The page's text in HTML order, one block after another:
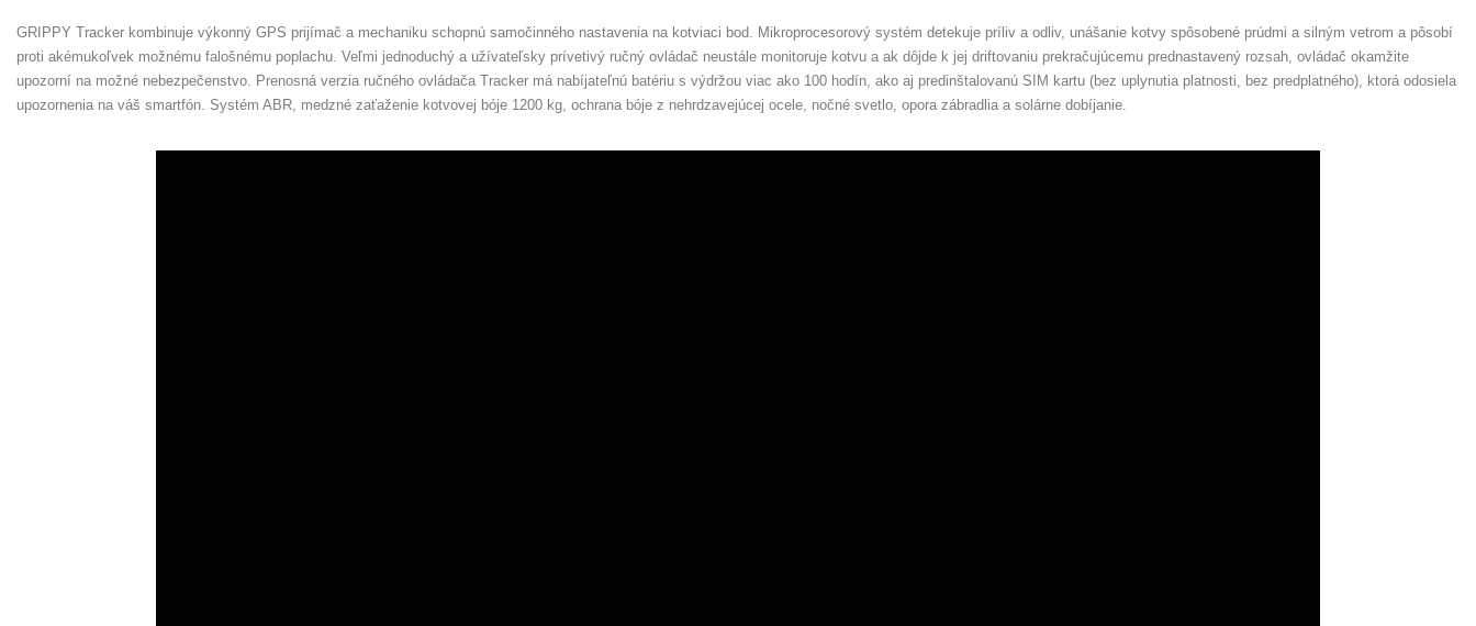
GRIPPY Tracker kombinuje výkonný GPS prijímač a mechaniku schopnú samočinného nastavenia na kotviaci bod. Mikroprocesorový systém detekuje príliv a odliv, unášanie kotvy spôsobené prúdmi a silným vetrom a pôsobí
proti akémukoľvek možnému falošnému poplachu. Veľmi jednoduchý a užívateľsky prívetivý ručný ovládač neustále monitoruje kotvu a ak dôjde k jej driftovaniu prekračujúcemu prednastavený rozsah, ovládač okamžite
upozorní na možné nebezpečenstvo. Prenosná verzia ručného ovládača Tracker má nabíjateľnú batériu s výdržou viac ako 100 hodín, ako aj predinštalovanú SIM kartu (bez uplynutia platnosti, bez predplatného), ktorá odosiela
upozornenia na váš smartfón. Systém ABR, medzné zaťaženie kotvovej bóje 1200 kg, ochrana bóje z nehrdzavejúcej ocele, nočné svetlo, opora zábradlia a solárne dobíjanie.